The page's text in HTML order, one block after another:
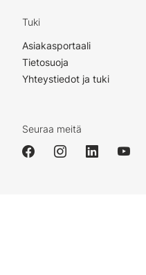
Tuki
Asiakasportaali
Tietosuoja
Yhteystiedot ja tuki
Seuraa meitä